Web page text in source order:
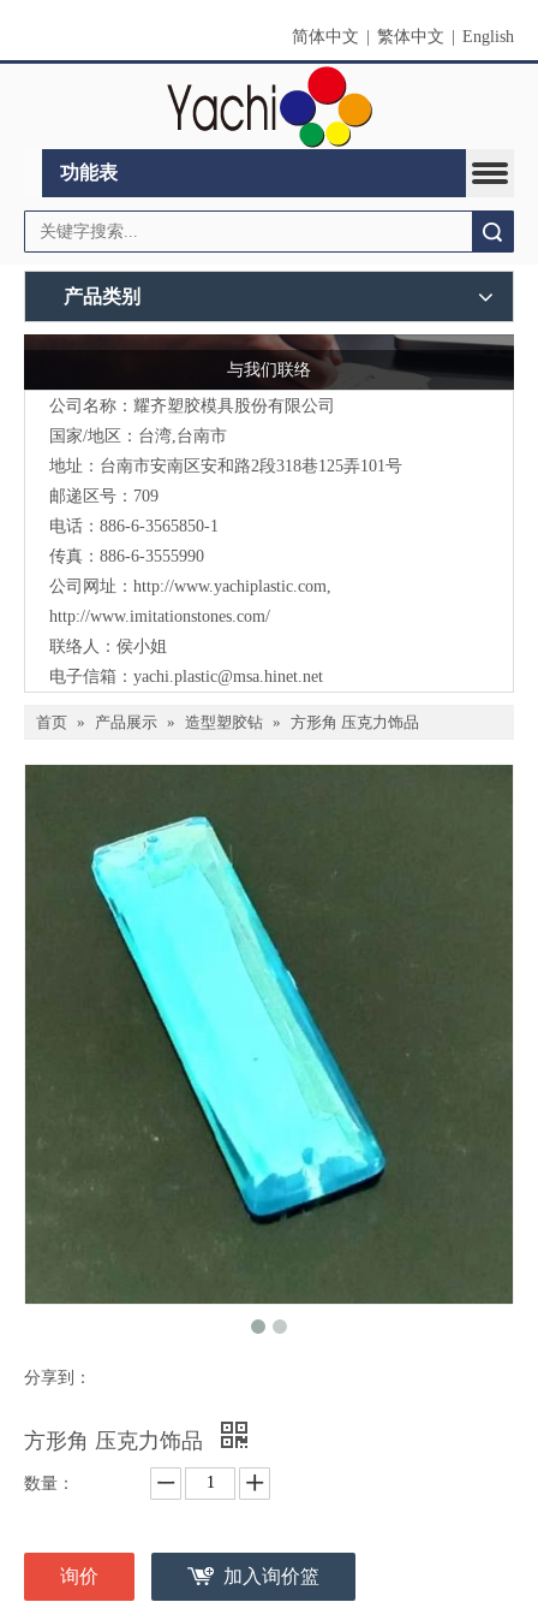
简体中文 繁体中文 English
功能表
产品类别
与我们联络
公司名称：耀齐塑胶模具股份有限公司
国家/地区：台湾,台南市
地址：台南市安南区安和路2段318巷125弄101号
邮递区号：709
电话：886-6-3565850-1
传真：886-6-3555990
公司网址： http://www.yachiplastic.com
http://www.imitationstones.com/
联络人：侯小姐
电子信箱： yachi.plastic@msa.hinet.net
首页 » 产品展示 » 造型塑胶钻 » 方形角 压克力饰品
分享到：
方形角 压克力饰品
数量：
询价 加入询价篮